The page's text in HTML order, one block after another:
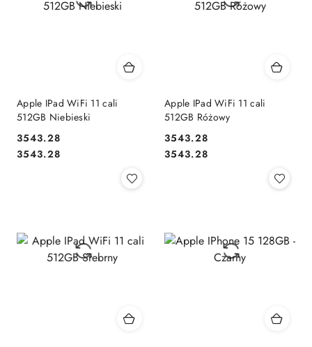
Apple IPad WiFi 11 cali
512GB Niebieski
Cena:
3543.28
Cena:
3543.28
Apple IPad WiFi 11 cali
512GB Różowy
Cena:
3543.28
Cena:
3543.28